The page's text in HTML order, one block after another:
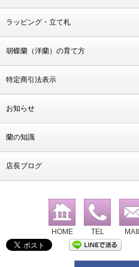
ラッピング・立て札
胡蝶蘭（洋蘭）の育て方
特定商引法表示
お知らせ
蘭の知識
店長ブログ
HOME TEL MAIL